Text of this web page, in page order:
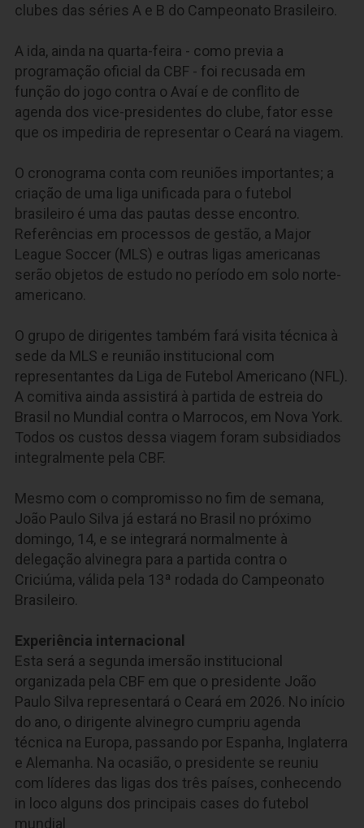
clubes das séries A e B do Campeonato Brasileiro.
A ida, ainda na quarta-feira - como previa a
programação oficial da CBF - foi recusada em
função do jogo contra o Avaí e de conflito de
agenda dos vice-presidentes do clube, fator esse
que os impediria de representar o Ceará na viagem.
O cronograma conta com reuniões importantes; a
criação de uma liga unificada para o futebol
brasileiro é uma das pautas desse encontro.
Referências em processos de gestão, a Major
League Soccer (MLS) e outras ligas americanas
serão objetos de estudo no período em solo norte-
americano.
O grupo de dirigentes também fará visita técnica à
sede da MLS e reunião institucional com
representantes da Liga de Futebol Americano (NFL).
A comitiva ainda assistirá à partida de estreia do
Brasil no Mundial contra o Marrocos, em Nova York.
Todos os custos dessa viagem foram subsidiados
integralmente pela CBF.
Mesmo com o compromisso no fim de semana,
João Paulo Silva já estará no Brasil no próximo
domingo, 14, e se integrará normalmente à
delegação alvinegra para a partida contra o
Criciúma, válida pela 13ª rodada do Campeonato
Brasileiro.
Experiência internacional
Esta será a segunda imersão institucional
organizada pela CBF em que o presidente João
Paulo Silva representará o Ceará em 2026. No início
do ano, o dirigente alvinegro cumpriu agenda
técnica na Europa, passando por Espanha, Inglaterra
e Alemanha. Na ocasião, o presidente se reuniu
com líderes das ligas dos três países, conhecendo
in loco alguns dos principais cases do futebol
mundial